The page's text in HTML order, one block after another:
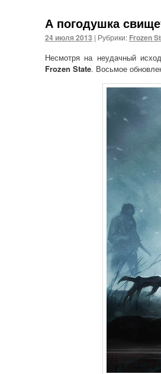
А погодушка
24 июля 2013 | Рубрики: Frozen
Несмотря на неудачный
Frozen State. Восьмое